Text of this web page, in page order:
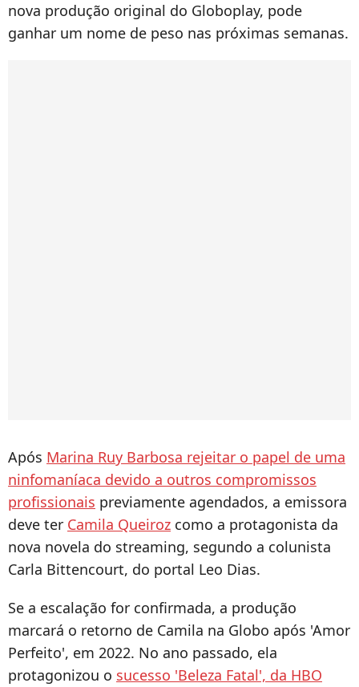
nova produção original do Globoplay, pode
ganhar um nome de peso nas próximas semanas.
Após Marina Ruy Barbosa rejeitar o papel de uma
ninfomaníaca devido a outros compromissos
profissionais previamente agendados, a emissora
deve ter Camila Queiroz como a protagonista da
nova novela do streaming, segundo a colunista
Carla Bittencourt, do portal Leo Dias.
Se a escalação for confirmada, a produção
marcará o retorno de Camila na Globo após 'Amor
Perfeito', em 2022. No ano passado, ela
protagonizou o sucesso 'Beleza Fatal', da HBO